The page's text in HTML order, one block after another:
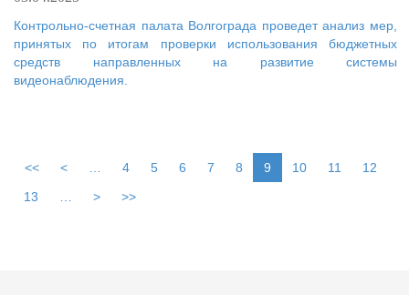
Контрольно-счетная палата Волгограда проведет анализ мер,
принятых по итогам проверки использования бюджетных
средств направленных на развитие системы
видеонаблюдения.
<< < 4 5 6 7 8 9 10 11
12
13
> >>